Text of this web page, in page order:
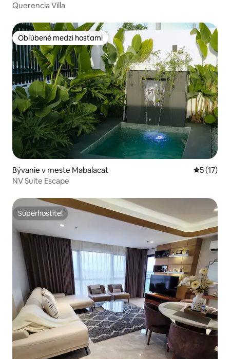
Querencia Villa
Obľúbené medzi hosťami
Obľúbené medzi hosťami
Bývanie v meste Mabalacat
5 (17)
NV Suite Escape
Superhostiteľ
Superhostiteľ